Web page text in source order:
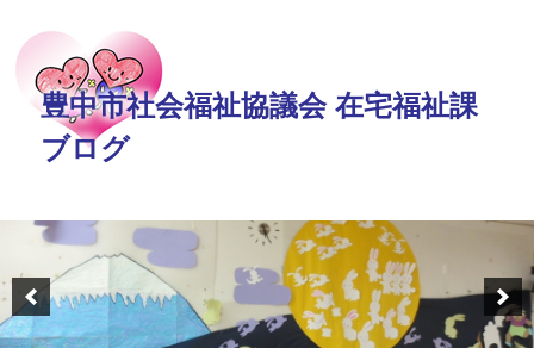
豊中市社会福祉協議会 在宅福祉課
ブログ